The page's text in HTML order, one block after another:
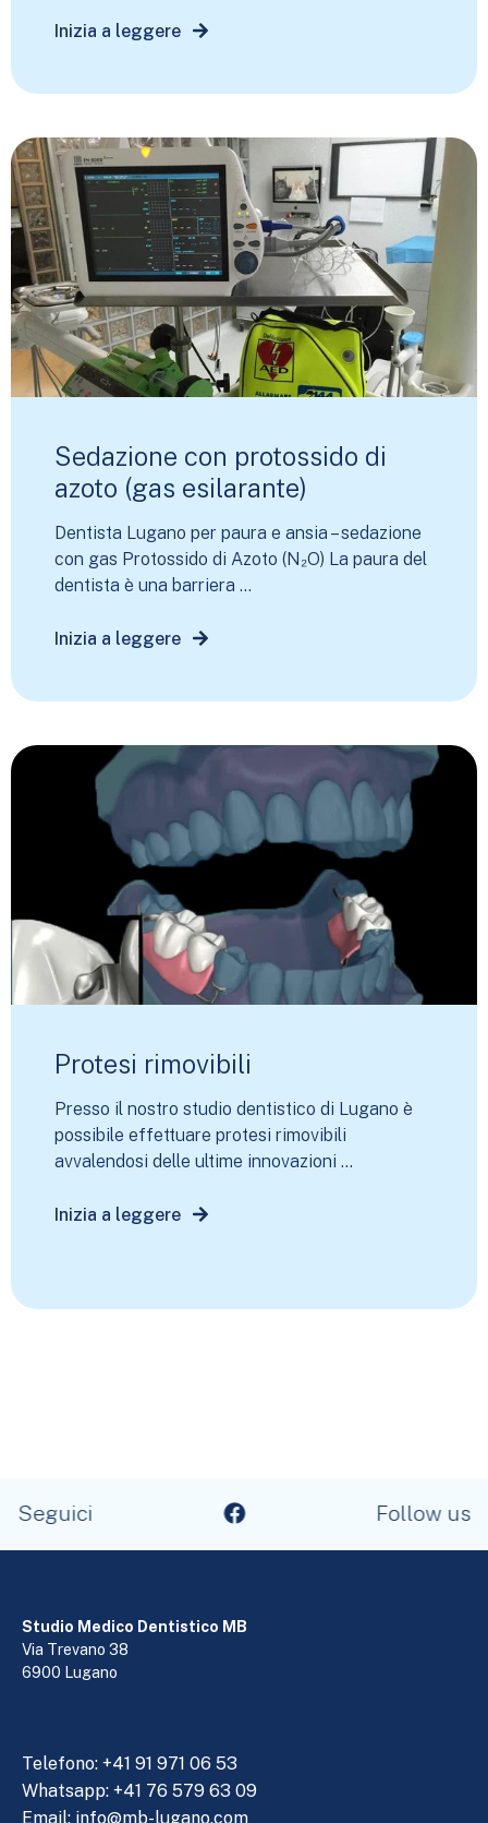
Inizia a leggere
Sedazione con protossido di
azoto (gas esilarante)
Dentista Lugano per paura e ansia – sedazione
con gas Protossido di Azoto (N₂O) La paura del
dentista è una barriera ...
Inizia a leggere
Protesi rimovibili
Presso il nostro studio dentistico di Lugano è
possibile effettuare protesi rimovibili
avvalendosi delle ultime innovazioni ...
Inizia a leggere
Seguici Follow us
Studio Medico Dentistico MB
Via Trevano 38
6900 Lugano
Telefono: +41 91 971 06 53
Whatsapp: +41 76 579 63 09
Email: info@mb-lugano.com